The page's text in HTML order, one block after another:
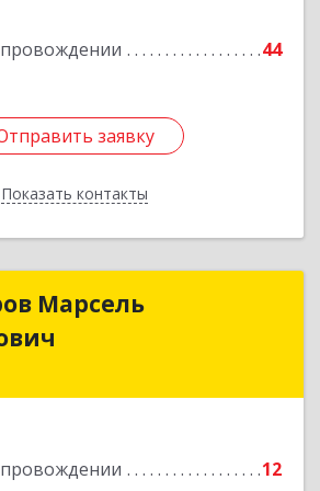
44
заявку
Показать контакты
заявку
Назад
Марсель
12
ИП Зиннуров Марсель
Подробнее